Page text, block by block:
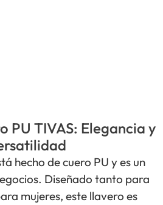
PU TIVAS: Elegancia y
hecho de cuero PU y es un
Diseñado tanto para
mujeres, este llavero es